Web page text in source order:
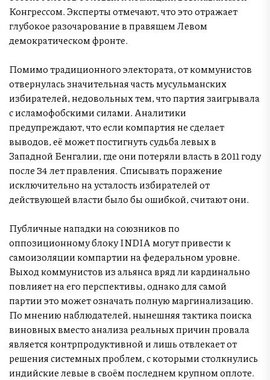
Конгрессом. Эксперты отмечают, что это отражает
глубокое разочарование в правящем Левом
демократическом фронте.
Помимо традиционного электората, от коммунистов
отвернулась значительная часть мусульманских
избирателей, недовольных тем, что партия заигрывала
с исламофобскими силами. Аналитики
предупреждают, что если компартия не сделает
выводов, её может постигнуть судьба левых в
Западной Бенгалии, где они потеряли власть в 2011 году
после 34 лет правления. Списывать поражение
исключительно на усталость избирателей от
действующей власти было бы ошибкой, считают они.
Публичные нападки на союзников по
оппозиционному блоку INDIA могут привести к
самоизоляции компартии на федеральном уровне.
Выход коммунистов из альянса вряд ли кардинально
повлияет на его перспективы, однако для самой
партии это может означать полную маргинализацию.
По мнению наблюдателей, нынешняя тактика поиска
виновных вместо анализа реальных причин провала
является контрпродуктивной и лишь отвлекает от
решения системных проблем, с которыми столкнулись
индийские левые в своём последнем крупном оплоте.